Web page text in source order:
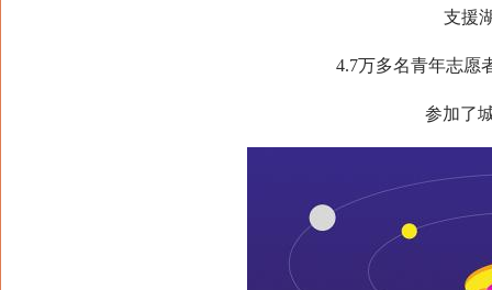
支援
4.7万多名青年志愿
参加了